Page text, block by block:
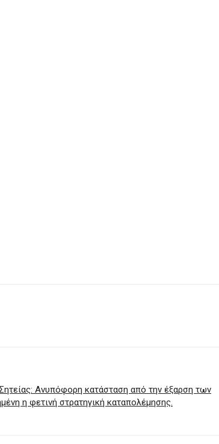
Ανυπόφορη κατάσταση από την έξαρση των
η φετινή στρατηγική καταπολέμησης.